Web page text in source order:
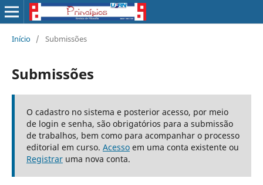
Início / Submissões
Submissões
O cadastro no sistema e posterior acesso, por meio
de login e senha, são obrigatórios para a submissão
de trabalhos, bem como para acompanhar o processo
editorial em curso. Acessoem uma conta existente ou
Registraruma nova conta.